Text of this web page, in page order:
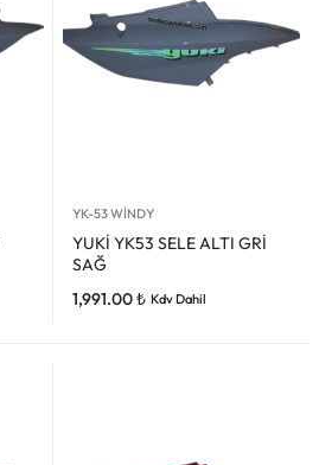
YK-53 WİNDY
YUKİ YK53 SELE ALTI GRİ
SAĞ
1,991.00₺ Kdv Dahil